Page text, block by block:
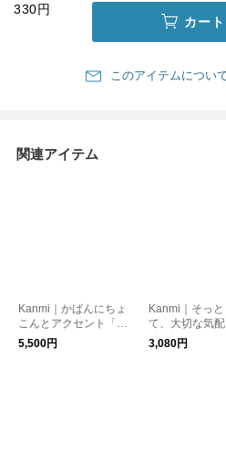
330円
カー
このアイテムについ
関連アイテム
Kanmi｜かばんにちょ
こんとアクセント「ド
ロップツリー がま口
バッグチャーム」【S
5,500円
Kanmi｜そっ
て、大切な気
もそばに「ねこ
バッグチャーム
3,080円